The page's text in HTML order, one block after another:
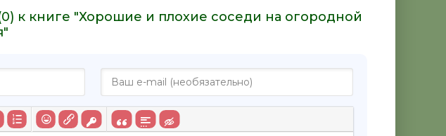
к книге "Хорошие и плохие соседи на огородной